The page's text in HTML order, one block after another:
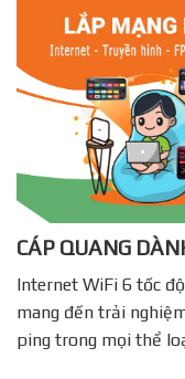
CÁP QUANG
Internet WiFi 6 tốc
mang đến trải
ping trong mọi thể